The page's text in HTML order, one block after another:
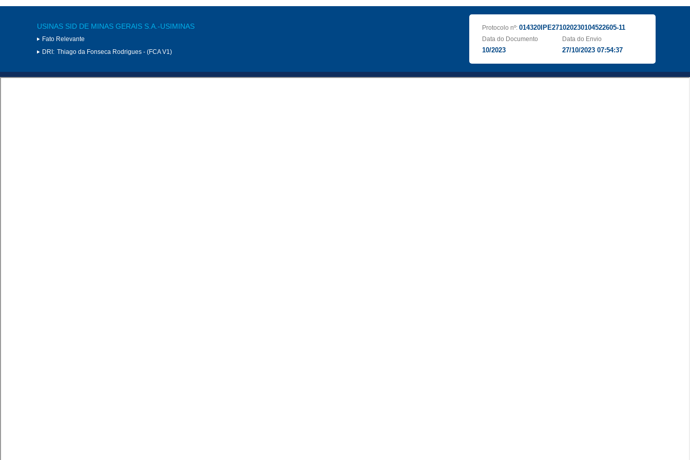
USINAS SID DE MINAS GERAIS S.A.-USIMINAS
Fato Relevante
DRI: Thiago da Fonseca Rodrigues - (FCA V1)
Protocolo nº: 014320IPE271020230104522605-11
Data do Documento
10/2023
Data do Envio
27/10/2023 07:54:37